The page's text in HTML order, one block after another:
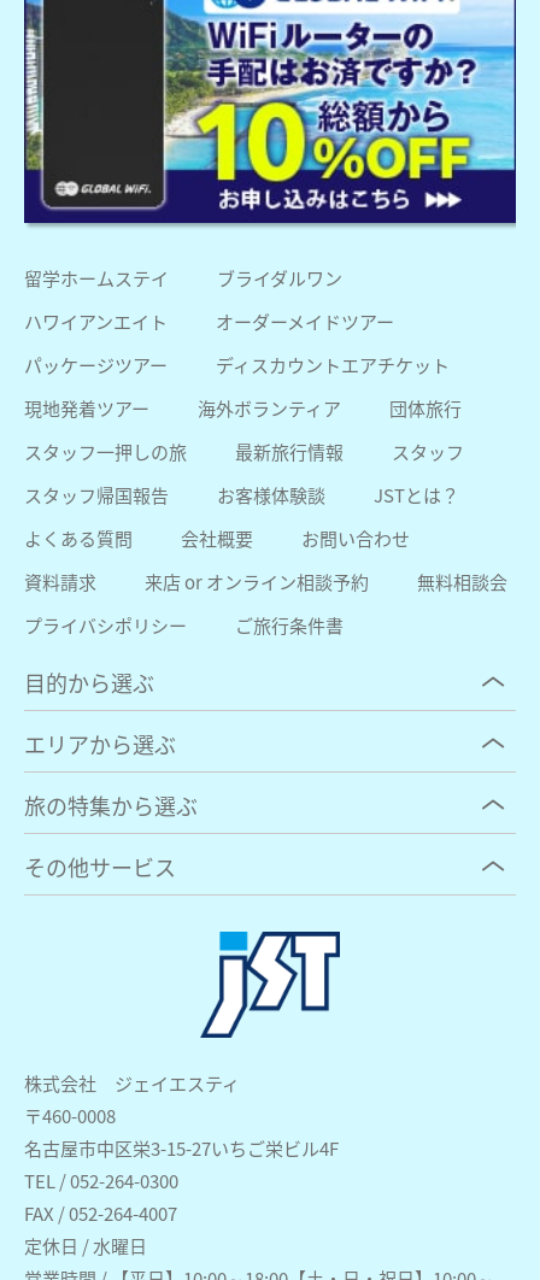
株式会社 ジェイエスティ
〒460-0008
名古屋市中区栄3-15-27いちご栄ビル4F
TEL / 052-264-0300
FAX / 052-264-4007
定休日 / 水曜日
留学ホームステイ
ブライダルワン
ハワイアンエイト
オーダーメイドツアー
パッケージツアー
ディスカウントエアチケット
現地発着ツアー
海外ボランティア
団体旅行
スタッフ一押しの旅
最新旅行情報
スタッフ
スタッフ帰国報告
お客様体験談
JSTとは？
よくある質問
会社概要
お問い合わせ
資料請求
来店 or オンライン相談予約
無料相談会
プライバシポリシー
ご旅行条件書
目的から選ぶ
エリアから選ぶ
旅の特集から選ぶ
その他サービス